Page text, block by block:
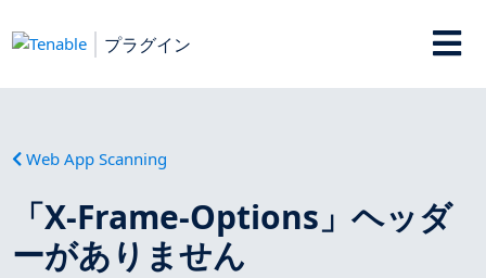
プラグイン
Web App Scanning
「X-Frame-Options」ヘッダ
ーがありません